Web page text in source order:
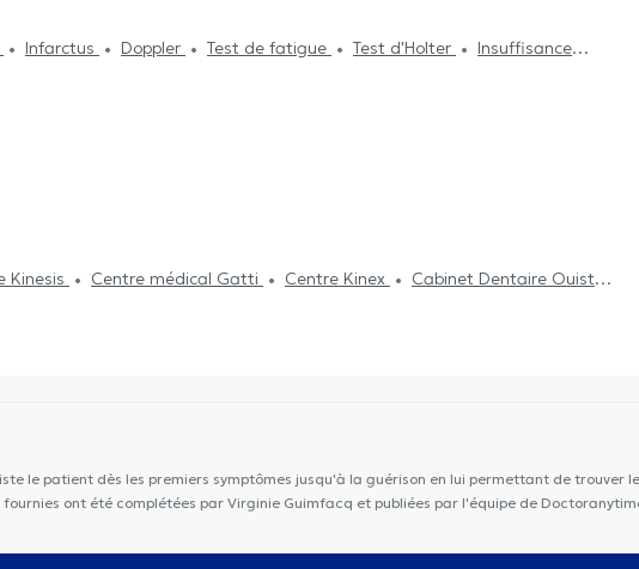
Infarctus Doppler Test de fatigue Test d'Holter
Insuffisance
Kinesis Centre médical Gatti Centre Kinex
Cabinet Dentaire Ouistity
le patient dès les premiers symptômes jusqu'à la guérison en lui permettant de
ont été complétées par Virginie Guimfacq et publiées par l'équipe de